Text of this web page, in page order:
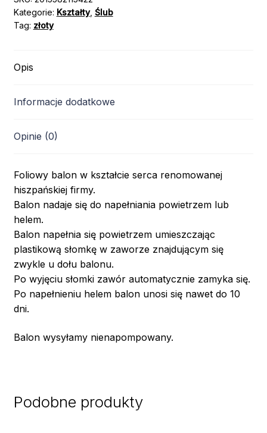
ZŁOTY/
45cm
Kategorie: Kształty, Ślub
Tag: złoty
Opis
Informacje dodatkowe
Opinie (0)
Foliowy balon w kształcie serca renomowanej
hiszpańskiej firmy.
Balon nadaje się do napełniania powietrzem lub
helem.
Balon napełnia się powietrzem umieszczając
plastikową słomkę w zaworze znajdującym się
zwykle u dołu balonu.
Po wyjęciu słomki zawór automatycznie zamyka się.
Po napełnieniu helem balon unosi się nawet do 10
dni.
Balon wysyłamy nienapompowany.
Podobne produkty